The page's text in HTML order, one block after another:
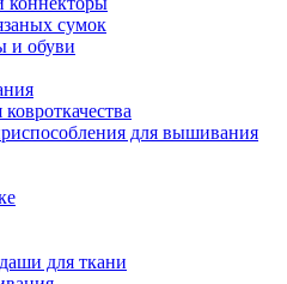
сумок
и обуви
для вышивания
для ткани